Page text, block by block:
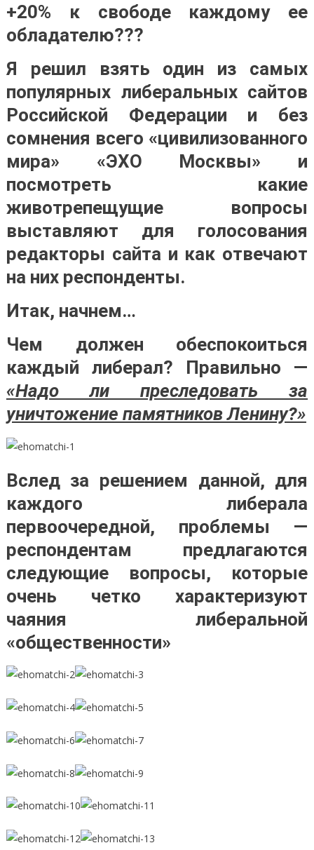
+20% к свободе каждому ее
обладателю???
Я решил взять один из самых
популярных либеральных сайтов
Российской Федерации и без
сомнения всего «цивилизованного
мира» «ЭХО Москвы» и
посмотреть какие
животрепещущие вопросы
выставляют для голосования
редакторы сайта и как отвечают
на них респонденты.
Итак, начнем…
Чем должен обеспокоиться
каждый либерал? Правильно —
«Надо ли преследовать за
уничтожение памятников Ленину?»
Вслед за решением данной, для
каждого либерала
первоочередной, проблемы —
респондентам предлагаются
следующие вопросы, которые
очень четко характеризуют
чаяния либеральной
«общественности»